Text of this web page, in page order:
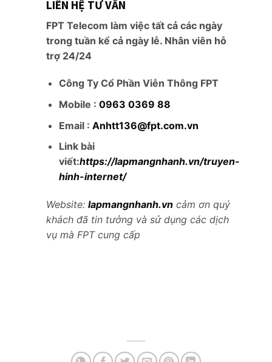
LIÊN HỆ TƯ VẤN
FPT Telecom làm việc tất cả các ngày
trong tuần kể cả ngày lễ. Nhân viên hỗ
trợ 24/24
Công Ty Cổ Phần Viễn Thông FPT
Mobile : 0963 0369 88
Email : Anhtt136@fpt.com.vn
Link bài
viết:https://lapmangnhanh.vn/truyen-
hinh-internet/
Website: lapmangnhanh.vn cảm ơn quý
khách đã tin tưởng và sử dụng các dịch
vụ mà FPT cung cấp